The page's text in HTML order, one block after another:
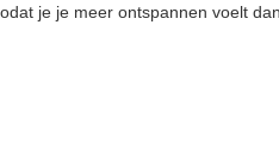
je je meer ontspannen voelt